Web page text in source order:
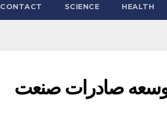
HEALTH
SCIENCE
CONTACT
صادرات صنعت